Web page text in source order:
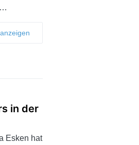
in der
Esken hat